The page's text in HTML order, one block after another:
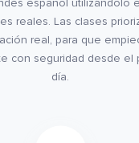
español utilizándolo
reales. Las clases
real, para que
con seguridad desde el
día.